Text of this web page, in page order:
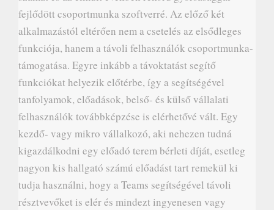
fejlődött csoportmunka szoftverré. Az előző két
alkalmazástól eltérően nem a csetelés az elsődleges
funkciója, hanem a távoli felhasználók csoportmunka-
támogatása. Egyre inkább a távoktatást segítő
funkciókat helyezik előtérbe, így a segítségével
tanfolyamok, előadások, belső- és külső vállalati
felhasználók továbbképzése is elérhetővé vált. Egy
kezdő- vagy mikro vállalkozó, aki nehezen tudná
kigazdálkodni egy előadó terem bérleti díját, esetleg
nagyon kis hallgató számú előadást tart remekül ki
tudja használni, hogy a Teams segítségével távoli
résztvevőket is elér és mindezt ingyenesen vagy